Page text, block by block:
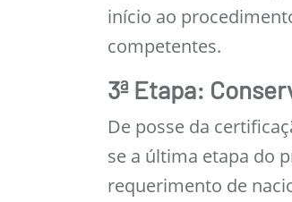
início ao
competentes.
3ª Etapa:
De posse da
se a última etapa do
requerimento de